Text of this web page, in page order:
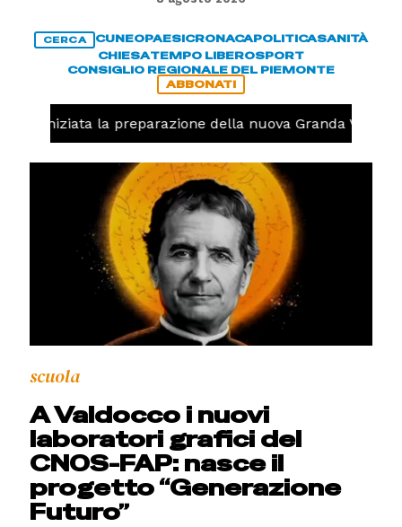
CERCA CUNEOPAESICRONACAPOLITICASANITÀ
CHIESATEMPO LIBEROSPORT
CONSIGLIO REGIONALE DEL PIEMONTE
ABBONATI
iniziata la preparazione della nuova Granda Volley
scuola
A Valdocco i nuovi
laboratori grafici del
CNOS-FAP: nasce il
progetto “Generazione
Futuro”